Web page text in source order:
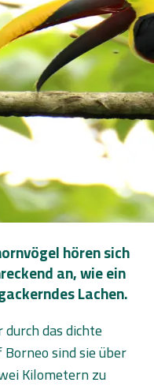
hören sich
an, wie ein
Lachen.
das dichte
sind sie über
Kilometern zu